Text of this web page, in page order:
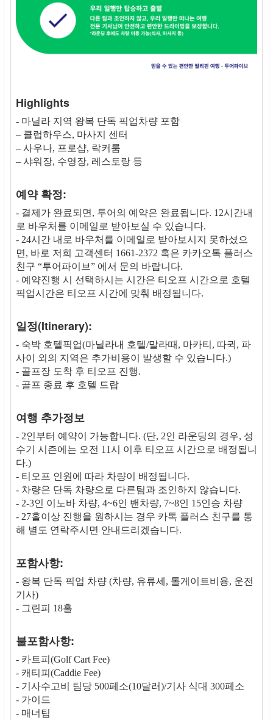
Highlights
- 마닐라 지역 왕복 단독 픽업차량 포함
– 클럽하우스, 마사지 센터
– 사우나, 프로샵, 락커룸
– 샤워장, 수영장, 레스토랑 등
예약 확정:
- 결제가 완료되면, 투어의 예약은 완료됩니다. 12시간내
로 바우처를 이메일로 받아보실 수 있습니다.
- 24시간 내로 바우처를 이메일로 받아보시지 못하셨으
면, 바로 저희 고객센터 1661-2372 혹은 카카오톡 플러스
친구 “투어파이브” 에서 문의 바랍니다.
- 예약진행 시 선택하시는 시간은 티오프 시간으로 호텔
픽업시간은 티오프 시간에 맞춰 배정됩니다.
일정(Itinerary):
- 숙박 호텔픽업(마닐라내 호텔/말라때, 마카티, 따귁, 파
사이 외의 지역은 추가비용이 발생할 수 있습니다.)
- 골프장 도착 후 티오프 진행.
- 골프 종료 후 호텔 드랍
여행 추가정보
- 2인부터 예약이 가능합니다. (단, 2인 라운딩의 경우, 성
수기 시즌에는 오전 11시 이후 티오프 시간으로 배정됩니
다.)
- 티오프 인원에 따라 차량이 배정됩니다.
- 차량은 단독 차량으로 다른팀과 조인하지 않습니다.
- 2-3인 이노바 차량, 4~6인 밴차량, 7~8인 15인승 차량
- 27홀이상 진행을 원하시는 경우 카톡 플러스 친구를 통
해 별도 연락주시면 안내드리겠습니다.
포함사항:
- 왕복 단독 픽업 차량 (차량, 유류세, 톨게이트비용, 운전
기사)
- 그린피 18홀
불포함사항:
- 카트피(Golf Cart Fee)
- 캐티피(Caddie Fee)
- 기사수고비 팀당 500페소(10달러)/기사 식대 300페소
- 가이드
- 매너팁